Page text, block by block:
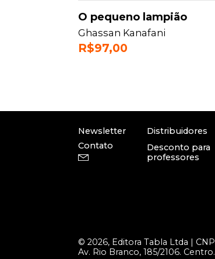
O pequeno lampião
Ghassan Kanafani
R$97,00
Newsletter
Contato
Distribuidores
Desconto para
professores
© 2026, Editora Tabla Ltda |
Av. Rio Branco, 185/2106.